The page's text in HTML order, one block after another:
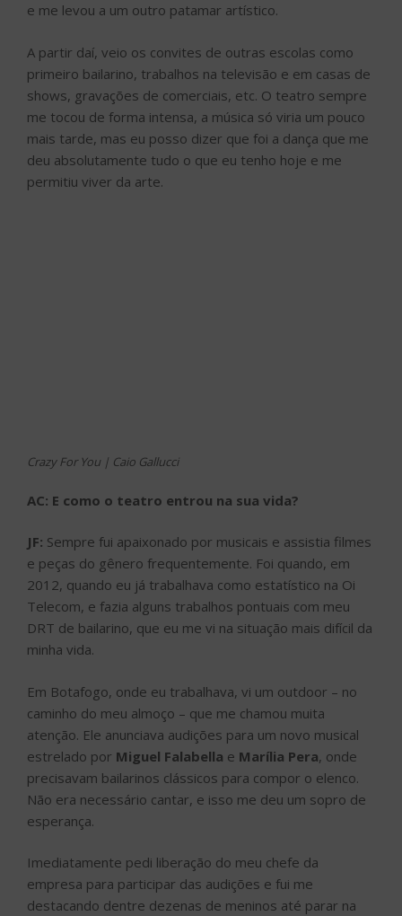
e me levou a um outro patamar artístico.
A partir daí, veio os convites de outras escolas como
primeiro bailarino, trabalhos na televisão e em casas de
shows, gravações de comerciais, etc. O teatro sempre
me tocou de forma intensa, a música só viria um pouco
mais tarde, mas eu posso dizer que foi a dança que me
deu absolutamente tudo o que eu tenho hoje e me
permitiu viver da arte.
Crazy For You | Caio Gallucci
AC: E como o teatro entrou na sua vida?
JF: Sempre fui apaixonado por musicais e assistia filmes
e peças do gênero frequentemente. Foi quando, em
2012, quando eu já trabalhava como estatístico na Oi
Telecom, e fazia alguns trabalhos pontuais com meu
DRT de bailarino, que eu me vi na situação mais difícil da
minha vida.
Em Botafogo, onde eu trabalhava, vi um outdoor – no
caminho do meu almoço – que me chamou muita
atenção. Ele anunciava audições para um novo musical
estrelado por Miguel Falabella e Marília Pera, onde
precisavam bailarinos clássicos para compor o elenco.
Não era necessário cantar, e isso me deu um sopro de
esperança.
Imediatamente pedi liberação do meu chefe da
empresa para participar das audições e fui me
destacando dentre dezenas de meninos até parar na